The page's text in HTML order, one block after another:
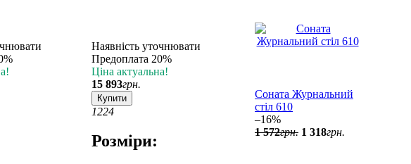
Наявність уточнювати
Предоплата 20%
Ціна актуальна!
15 893грн.
Купити
1224
Розміри:
Соната Журнальний
стіл 610
–16%
1 572грн. 1 318грн.